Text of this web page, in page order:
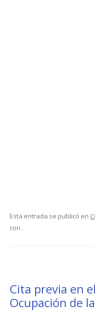
Esta entrada se publicó en
con .
Cita previa en
Ocupación de